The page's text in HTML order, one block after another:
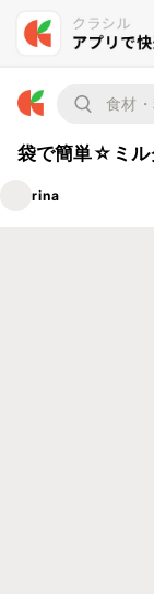
袋で簡単☆ミル
rina